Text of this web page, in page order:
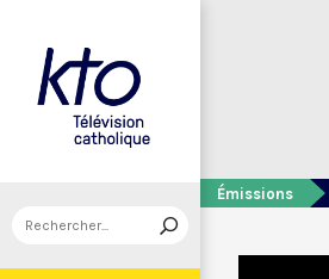
Émissions